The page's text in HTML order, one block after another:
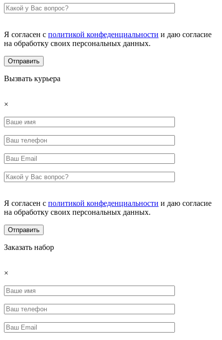
Я согласен с политикой конфеденциальности и даю согласие
на обработку своих персональных данных.
Вызвать курьера
×
Я согласен с политикой конфеденциальности и даю согласие
на обработку своих персональных данных.
Заказать набор
×